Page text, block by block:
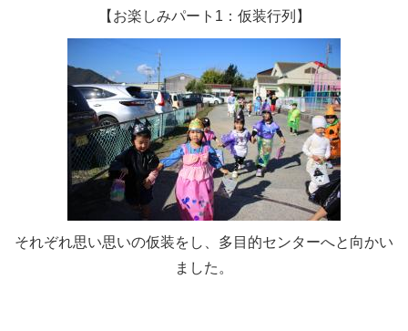
【お楽しみパート1：仮装行列】
それぞれ思い思いの仮装をし、多目的センターへと向かい
ました。